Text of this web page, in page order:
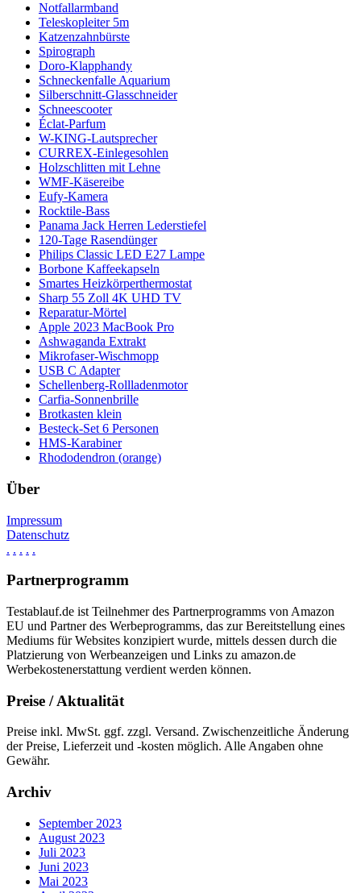
Notfallarmband
Teleskopleiter 5m
Katzenzahnbürste
Spirograph
Doro-Klapphandy
Schneckenfalle Aquarium
Silberschnitt-Glasschneider
Schneescooter
Éclat-Parfum
W-KING-Lautsprecher
CURREX-Einlegesohlen
Holzschlitten mit Lehne
WMF-Käsereibe
Eufy-Kamera
Rocktile-Bass
Panama Jack Herren Lederstiefel
120-Tage Rasendünger
Philips Classic LED E27 Lampe
Borbone Kaffeekapseln
Smartes Heizkörperthermostat
Sharp 55 Zoll 4K UHD TV
Reparatur-Mörtel
Apple 2023 MacBook Pro
Ashwaganda Extrakt
Mikrofaser-Wischmopp
USB C Adapter
Schellenberg-Rollladenmotor
Carfia-Sonnenbrille
Brotkasten klein
Besteck-Set 6 Personen
HMS-Karabiner
Rhododendron (orange)
Über
Impressum
Datenschutz
. . . . .
Partnerprogramm
Testablauf.de ist Teilnehmer des Partnerprogramms von Amazon
EU und Partner des Werbeprogramms, das zur Bereitstellung eines
Mediums für Websites konzipiert wurde, mittels dessen durch die
Platzierung von Werbeanzeigen und Links zu amazon.de
Werbekostenerstattung verdient werden können.
Preise / Aktualität
Preise inkl. MwSt. ggf. zzgl. Versand. Zwischenzeitliche Änderung
der Preise, Lieferzeit und -kosten möglich. Alle Angaben ohne
Gewähr.
Archiv
September 2023
August 2023
Juli 2023
Juni 2023
Mai 2023